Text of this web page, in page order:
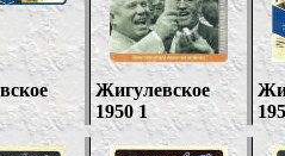
Жигулевское
1950 1